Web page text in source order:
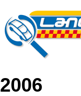
2006